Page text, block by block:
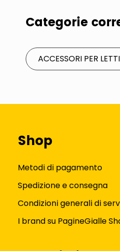
Categorie
ACCESSORI PER LETTI
Shop
Metodi di pagamento
Spedizione e consegna
Condizioni generali di
I brand su PagineGialle